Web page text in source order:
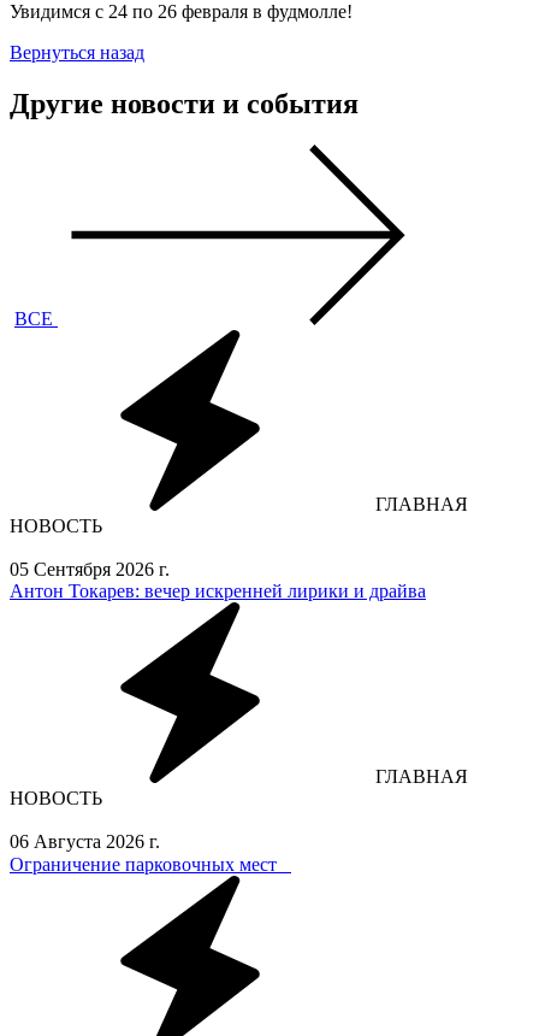
Увидимся с 24 по 26 февраля в фудмолле!
Вернуться назад
Другие новости и события
ВСЕ
ГЛАВНАЯ
НОВОСТЬ
05 Сентября 2026 г.
Антон Токарев: вечер искренней лирики и драйва
ГЛАВНАЯ
НОВОСТЬ
06 Августа 2026 г.
Ограничение парковочных мест⁣⁣⠀